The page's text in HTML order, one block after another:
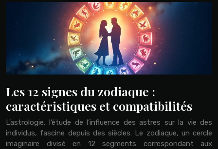
Les 12 signes du zodiaque :
caractéristiques et compatibilités
L’astrologie, l’étude de l’influence des astres sur la vie des
individus, fascine depuis des siècles. Le zodiaque, un cercle
imaginaire divisé en 12 segments correspondant aux